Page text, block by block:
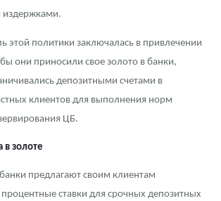
издержками.
этой политики заключалась в привлечении
они приносили свое золото в банки,
депозитными счетами в
клиентов для выполнения норм
ЦБ.
в золоте
предлагают своим клиентам
ставки для срочных депозитных